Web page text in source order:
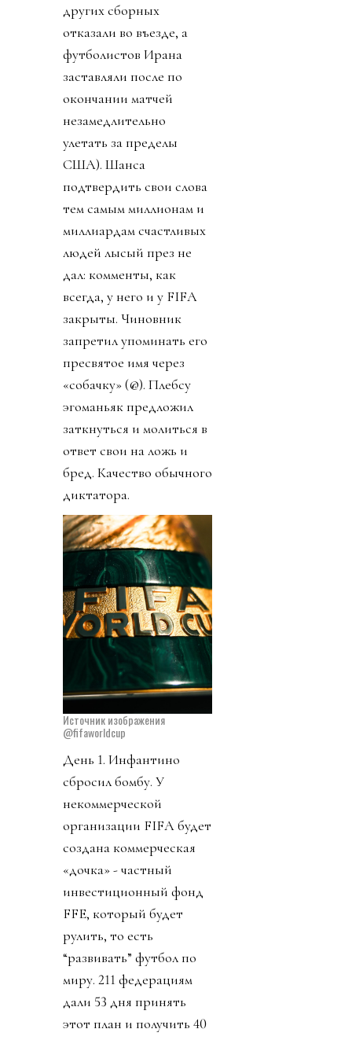
других сборных
отказали во въезде, а
футболистов Ирана
заставляли после по
окончании матчей
незамедлительно
улетать за пределы
США). Шанса
подтвердить свои слова
тем самым миллионам и
миллиардам счастливых
людей лысый през не
дал: комменты, как
всегда, у него и у FIFA
закрыты. Чиновник
запретил упоминать его
пресвятое имя через
«собачку» (@). Плебсу
эгоманьяк предложил
заткнуться и молиться в
ответ свои на ложь и
бред. Качество обычного
диктатора.
Источник изображения
@fifaworldcup
День 1. Инфантино
сбросил бомбу. У
некоммерческой
организации FIFA будет
создана коммерческая
«дочка» - частный
инвестиционный фонд
FFE, который будет
рулить, то есть
“развивать” футбол по
миру. 211 федерациям
дали 53 дня принять
этот план и получить 40